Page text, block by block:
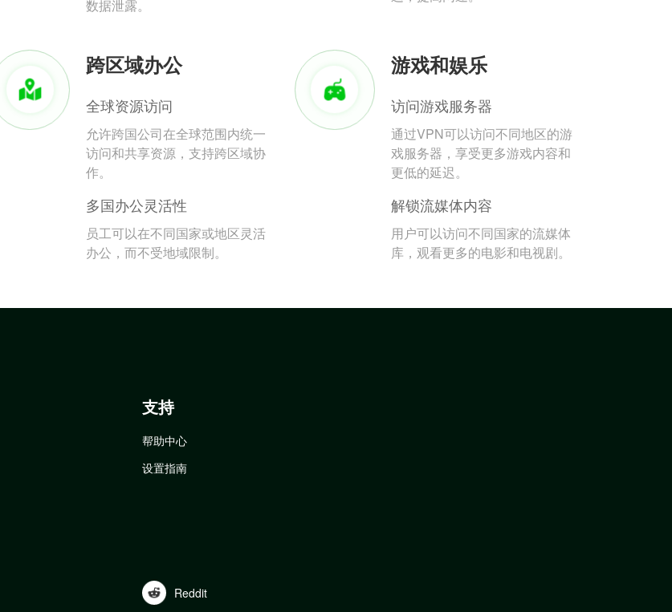
数据泄露。
跨区域办公
全球资源访问
允许跨国公司在全球范围内统一
访问和共享资源，支持跨区域协
作。
多国办公灵活性
员工可以在不同国家或地区灵活
办公，而不受地域限制。
游戏和娱乐
访问游戏服务器
通过VPN可以访问不同地区的游
戏服务器，享受更多游戏内容和
更低的延迟。
解锁流媒体内容
用户可以访问不同国家的流媒体
库，观看更多的电影和电视剧。
支持
帮助中心
设置指南
Reddit